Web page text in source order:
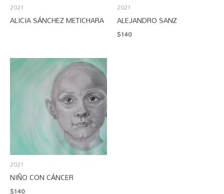
2021
ALICIA SÁNCHEZ METICHARA
2021
ALEJANDRO SANZ
$140
2021
NIÑO CON CÁNCER
$140